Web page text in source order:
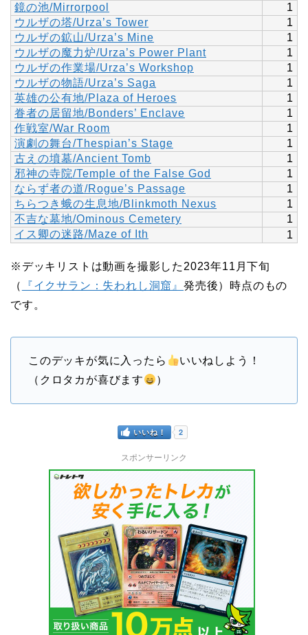
鏡の池/Mirrorpool
1
ウルザの塔/Urza’s Tower
1
ウルザの鉱山/Urza’s Mine
1
ウルザの魔力炉/Urza’s Power Plant
1
ウルザの作業場/Urza’s Workshop
1
ウルザの物語/Urza’s Saga
1
英雄の公有地/Plaza of Heroes
1
眷者の居留地/Bonders’ Enclave
1
作戦室/War Room
1
演劇の舞台/Thespian’s Stage
1
古えの墳墓/Ancient Tomb
1
邪神の寺院/Temple of the False God
1
ならず者の道/Rogue’s Passage
1
ちらつき蛾の生息地/Blinkmoth Nexus
1
不吉な墓地/Ominous Cemetery
1
イス卿の迷路/Maze of Ith
1
※デッキリストは動画を撮影した2023年11月下旬
（
『イクサラン：失われし洞窟』発売後）時点のもの
です。
このデッキが気に入ったら
いいねしよう！
（クロタカが喜びます
）
いいね！ 2
スポンサーリンク